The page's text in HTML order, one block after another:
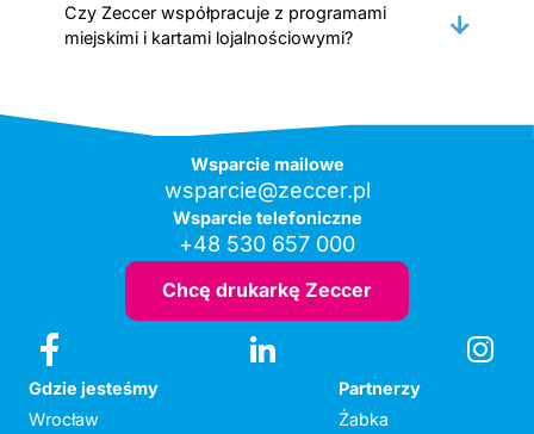
Czy Zeccer współpracuje z programami
miejskimi i kartami lojalnościowymi?
Wsparcie mailowe
wsparcie@zeccer.pl
Wsparcie telefoniczne
+48 530 657 000
Chcę drukarkę Zeccer
Gdzie jesteśmy
Wrocław
Partnerzy
Żabka